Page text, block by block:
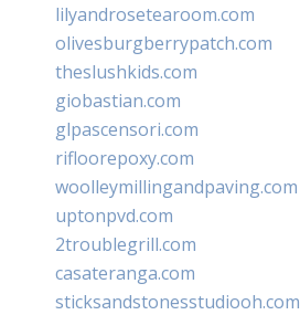
lilyandrosetearoom.com
olivesburgberrypatch.com
theslushkids.com
giobastian.com
glpascensori.com
rifloorepoxy.com
woolleymillingandpaving.com
uptonpvd.com
2troublegrill.com
casateranga.com
sticksandstonesstudiooh.com